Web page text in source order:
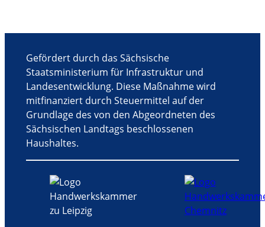
i
a
t
i
o
n
Gefördert durch das Sächsische
Staatsministerium für Infrastruktur und
Landesentwicklung. Diese Maßnahme wird
mitfinanziert durch Steuermittel auf der
Grundlage des von den Abgeordneten des
Sächsischen Landtags beschlossenen
Haushaltes.